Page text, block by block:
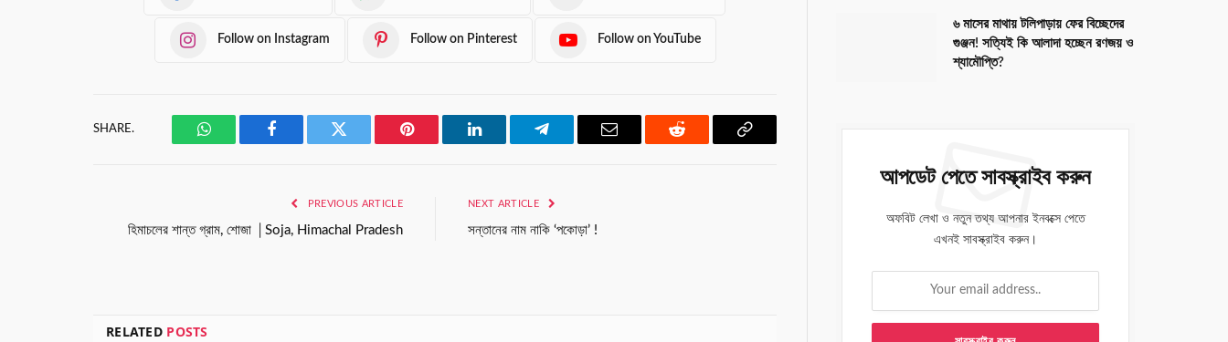
Follow on Instagram Follow on Pinterest Follow on YouTube
SHARE.
WhatsAppFacebook Twitter Pinterest LinkedIn Telegram Email Reddit
Copy
PREVIOUS ARTICLE
হিমাচলের শান্ত গ্রাম, শোজা │Soja, Himachal Pradesh
NEXT ARTICLE
সন্তানের নাম নাকি ‘পকোড়া’ !
RELATED POSTS
৬ মাসের মাথায় টলিপাড়ায় ফের বিচ্ছেদের
গুঞ্জন! সত্যিই কি আলাদা হচ্ছেন রণজয় ও
শ্যামৌপ্তি?
আপডেট পেতে সাবস্ক্রাইব করুন
অফবিট লেখা ও নতুন তথ্য আপনার ইনবক্সে পেতে
এখনই সাবস্ক্রাইব করুন।